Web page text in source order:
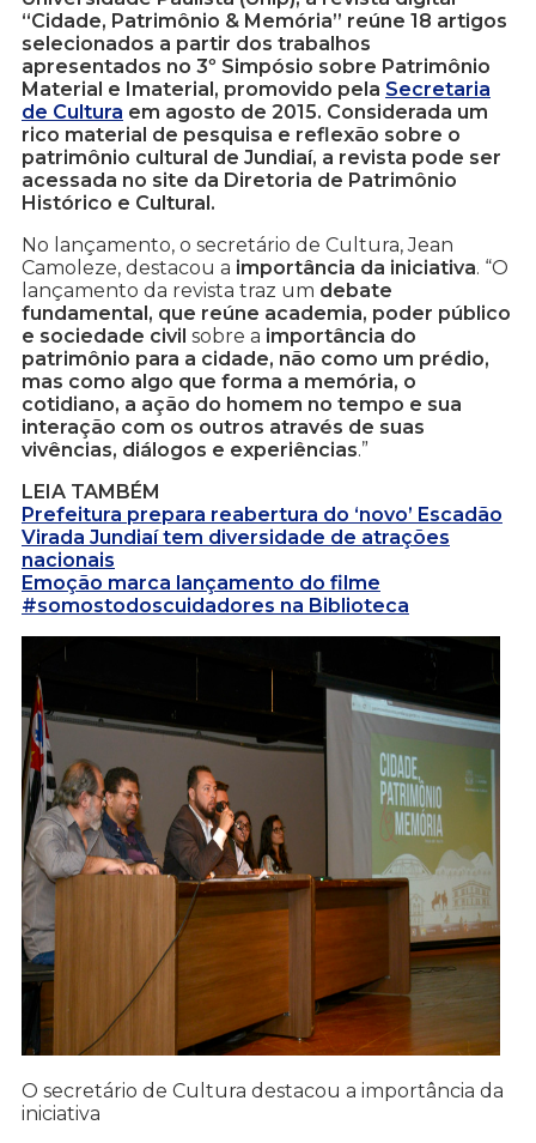
“Cidade, Patrimônio & Memória” reúne 18 artigos
selecionados a partir dos trabalhos
apresentados no 3º Simpósio sobre Patrimônio
Material e Imaterial, promovido pela Secretaria
de Cultura em agosto de 2015. Considerada um
rico material de pesquisa e reflexão sobre o
patrimônio cultural de Jundiaí, a revista pode ser
acessada no site da Diretoria de Patrimônio
Histórico e Cultural.
No lançamento, o secretário de Cultura, Jean
Camoleze, destacou a importância da iniciativa. “O
lançamento da revista traz um debate
fundamental, que reúne academia, poder público
e sociedade civil sobre a importância do
patrimônio para a cidade, não como um prédio,
mas como algo que forma a memória, o
cotidiano, a ação do homem no tempo e sua
interação com os outros através de suas
vivências, diálogos e experiências.”
LEIA TAMBÉM
Prefeitura prepara reabertura do ‘novo’ Escadão
Virada Jundiaí tem diversidade de atrações
nacionais
Emoção marca lançamento do filme
#somostodoscuidadores na Biblioteca
O secretário de Cultura destacou a importância da
iniciativa